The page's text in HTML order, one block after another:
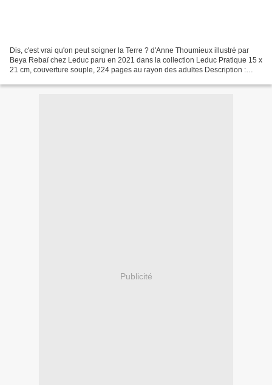
Dis, c'est vrai qu'on peut soigner la Terre ? d'Anne Thoumieux illustré par
Beya Rebaï chez Leduc paru en 2021 dans la collection Leduc Pratique 15 x
21 cm, couverture souple, 224 pages au rayon des adultes Description :
Publicité